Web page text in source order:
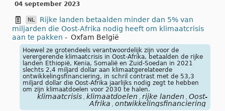
04 september 2023
NL
Rijke landen betaalden minder dan 5% van
miljarden die Oost-Afrika nodig heeft om klimaatcrisis
aan te pakken - Oxfam België
Hoewel ze grotendeels verantwoordelijk zijn voor de
verergerende klimaatcrisis in Oost-Afrika, betaalden de rijke
landen Ethiopië, Kenia, Somalië en Zuid-Soedan in 2021
slechts 2,4 miljard dollar aan klimaatgerelateerde
ontwikkelingsfinanciering, in schril contrast met de 53,3
miljard dollar die Oost-Afrika jaarlijks nodig zegt te hebben
om zijn klimaatdoelen voor 2030 te halen.
klimaatcrisis klimaatdoelen rijke landen
Oost-
Afrika
ontwikkelingsfinanciering